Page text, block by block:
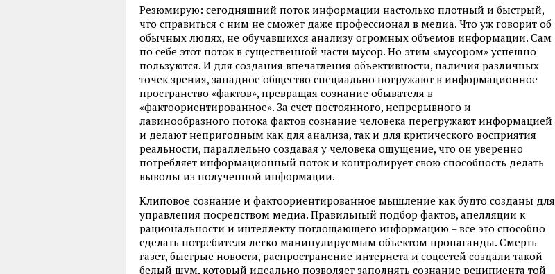
Резюмирую: сегодняшний поток информации настолько плотный и быстрый,
что справиться с ним не сможет даже профессионал в медиа. Что уж говорит об
обычных людях, не обучавшихся анализу огромных объемов информации. Сам
по себе этот поток в существенной части мусор. Но этим «мусором» успешно
пользуются. И для создания впечатления объективности, наличия различных
точек зрения, западное общество специально погружают в информационное
пространство «фактов», превращая сознание обывателя в
«фактоориентированное». За счет постоянного, непрерывного и
лавинообразного потока фактов сознание человека перегружают информацией
и делают непригодным как для анализа, так и для критического восприятия
реальности, параллельно создавая у человека ощущение, что он уверенно
потребляет информационный поток и контролирует свою способность делать
выводы из полученной информации.
Клиповое сознание и фактоориентированное мышление как будто созданы для
управления посредством медиа. Правильный подбор фактов, апелляции к
рациональности и интеллекту поглощающего информацию – все это способно
сделать потребителя легко манипулируемым объектом пропаганды. Смерть
газет, быстрые новости, распространение интернета и соцсетей создали такой
белый шум, который идеально позволяет заполнять сознание реципиента той